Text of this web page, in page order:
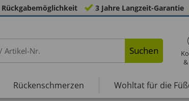
Rückgabemöglichkeit 3 Jahre Langzeit-Garantie
Suchen
Rückenschmerzen Wohltat für die